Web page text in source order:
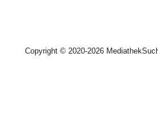
Copyright © 2020-2026